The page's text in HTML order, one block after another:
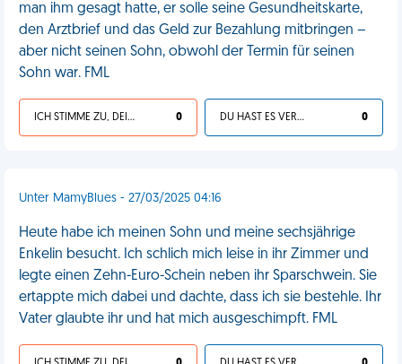
man ihm gesagt hatte, er solle seine Gesundheitskarte,
den Arztbrief und das Geld zur Bezahlung mitbringen –
aber nicht seinen Sohn, obwohl der Termin für seinen
Sohn war. FML
ICH STIMME ZU, DEIN LEBEN IST SCHEISSE 0 DU HAST ES VERDIENT 0
Unter MamyBlues - 27/03/2025 04:16
Heute habe ich meinen Sohn und meine sechsjährige
Enkelin besucht. Ich schlich mich leise in ihr Zimmer und
legte einen Zehn-Euro-Schein neben ihr Sparschwein. Sie
ertappte mich dabei und dachte, dass ich sie bestehle. Ihr
Vater glaubte ihr und hat mich ausgeschimpft. FML